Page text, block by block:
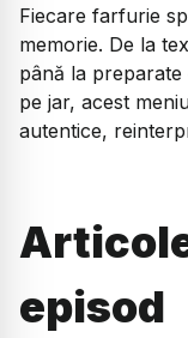
Fiecare farfurie
memorie. De la
până la
pe jar, acest
autentice,
episod